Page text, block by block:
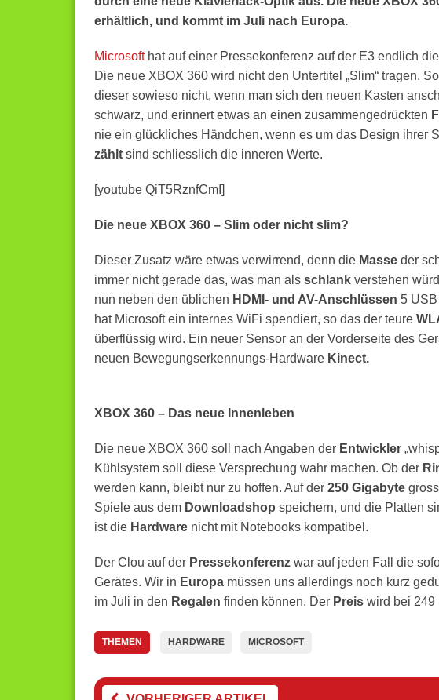
erhältlich, und kommt im Juli nach Europa.
Microsofthat auf einer Pressekonferenz auf der E3 endlich die
Die neue XBOX 360 wird nicht den Untertitel „Slim“ tragen.
dieser sowieso nicht, wenn man sich den neuen Kasten
schwarz, und erinnert etwas an einen zusammengedrückten
nie ein glückliches Händchen, wenn es um das Design ihrer
zähltsind schliesslich die inneren Werte.
[youtube QiT5RznfCmI]
Die neue XBOX 360 – Slim oder nicht slim?
Dieser Zusatz wäre etwas verwirrend, denn die Masse der
immer nicht gerade das, was man als schlank verstehen
nun neben den üblichen HDMI- und AV-Anschlüssen 5
hat Microsoft ein internes WiFi spendiert, so das der teure
überflüssig wird. Ein neuer Sensor an der Vorderseite des
neuen Bewegungserkennungs-Hardware Kinect.
XBOX 360 – Das neue Innenleben
Die neue XBOX 360 soll nach Angaben der Entwickler
Kühlsystem soll diese Versprechung wahr machen. Ob der
werden kann, bleibt nur zu hoffen. Auf der 250 Gigabyte
Spiele aus demDownloadshop speichern, und die Platten
ist dieHardware nicht mit Notebooks kompatibel.
Der Clou auf der Pressekonferenzwar auf jeden Fall die
Gerätes. Wir in Europa müssen uns allerdings noch kurz
im Juli in den Regalen finden können. Der Preis wird bei 249
THEMEN HARDWARE MICROSOFT